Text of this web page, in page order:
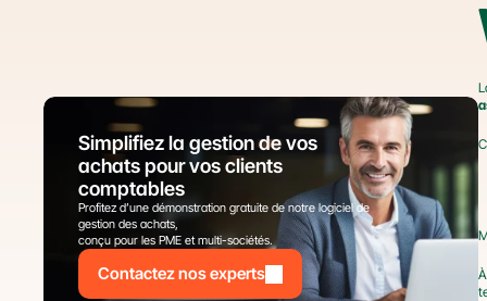
Simplifiez la gestion de vos
achats pour vos clients
comptables
Profitez d’une démonstration gratuite de notre logiciel de
gestion des achats,
conçu pour les PME et multi-sociétés.
Contactez nos experts